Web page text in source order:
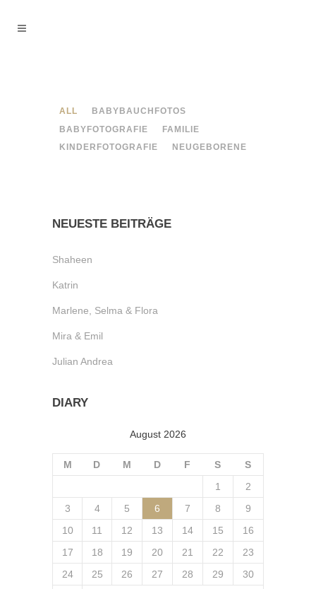
ALL
BABYBAUCHFOTOS
BABYFOTOGRAFIE
FAMILIE
KINDERFOTOGRAFIE
NEUGEBORENE
NEUESTE BEITRÄGE
Shaheen
Katrin
Marlene, Selma & Flora
Mira & Emil
Julian Andrea
DIARY
August 2026
M D M D F S
S
1
2
3
4 5 6 7 8
9
10
11 12 13 14 15
16
17
18 19 20 21 22
23
24
25 26 27 28 29
30